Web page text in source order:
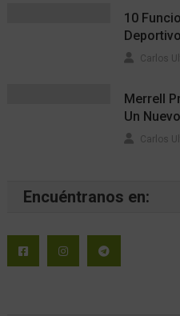
10
Carlos
Merrell
Un
Carlos
Encuéntranos en: